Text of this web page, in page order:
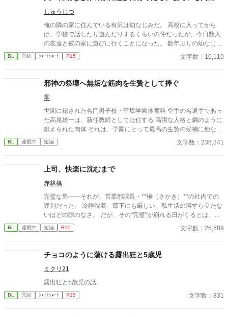
しゅうじつ
俺の隣の家に住んでいる有沢は幼なじみだ。 高校に入ってから
は、学校で話したり遊んだりするくらいの仲だったが、今日数人
の友達と彼の家に遊びに行くことになった。 数年ぶりの幼なじみ
の家を懐かしんでいる中、いつの間にか友人たちは帰っており、
幼なじみと2人きりに。 そこで俺は彼の部屋であるものを見つけ
BL 完結 ｼｮｰﾄｼｮｰﾄ R15 文字数：10,110
邪神の祭壇へ無垢な筋肉を生贄として捧ぐ
零
世間に秘された名門男子校・平坂学園体育科 空手の名選手であっ
た高尾雄一は、新任教師として赴任する 高潔な人格と鋼のように
鍛えられた肉体 それは、学園にとって最高の生贄の候補に他なら
なかった 至高の筋肉を持つ、精神を削られ意志をなくした青年を
太古の神に捧げるため、“水”、“風”、“土”の信奉者達が暗躍する 意
校で繰り広げられるダークファンタジー
BL 連載中 短編 文字数：236,341
上司、快楽に沈むまで
赤林檎
完璧な男――それが、営業部課長・**榊（さかき）**の社内での
評判だった。 冷静沈着、部下にも厳しい。私生活の噂すら立たな
いほどの隙のなさ。 だが、その“完璧”が崩れる日がくるとは、誰
も想像していなかった。 入社三年目の篠原は、榊の直属の部下。
真面目だが強気で、どこか挑発的な笑みを浮かべる青年。 ある
原は上司に向かって、いつもの穏やかな口調を崩した。「……そ
んな顔、部下には見せないんですね」 疲労で僅かに緩んだ榊の表
情。 その弱さを見逃さず、篠原はデスク越しに距離を詰める。
「強がらなくていいですよ。俺の前では、もう」 指先が榊のネク
た。 拒むことも、許すこともできないまま、 彼は“部下”の手によ
BL 連載中 短編 R15 文字数：25,689
チョコのように蕩ける露出狂と5歳児
ミクリ21
露出狂と5歳児の話。
BL 完結 ｼｮｰﾄｼｮｰﾄ R15 文字数：831